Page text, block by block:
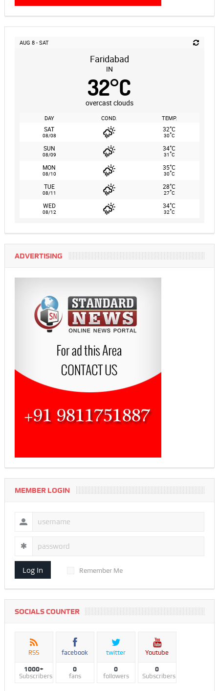
AUG 8 - SAT
Faridabad
IN
32°C
overcast clouds
DAY COND. TEMP.
SAT
08/08
32°C
30°C
SUN
08/09
34°C
31°C
MON
08/10
35°C
30°C
TUE
08/11
28°C
27°C
WED
08/12
34°C
32°C
ADVERTISING
MEMBER LOGIN
Log In Remember Me
SOCIALS COUNTER
RSS
1000+
Subscribers
facebook
0
fans
twitter
0
followers
Youtube
0
Subscribers